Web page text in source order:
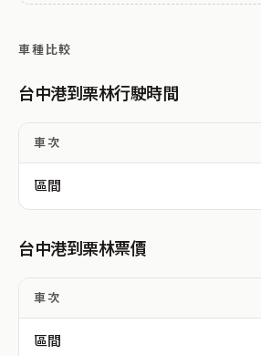
車種比較
台中港到栗林行駛時間
車次
區間
台中港到栗林票價
車次
區間